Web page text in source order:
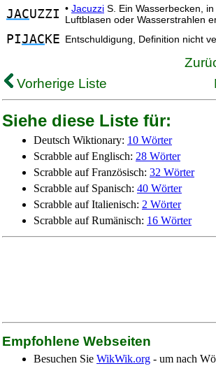
JACUZZI • Jacuzzi S. Ein Wasserbecken,
Luftblasen oder Wasserstrahlen
PIJAC KE Entschuldigung, Definition nicht
Vorherige Liste
Siehe diese Liste für:
Deutsch Wiktionary: 10 Wörter
Scrabble auf Englisch: 28 Wörter
Scrabble auf Französisch: 32 Wörter
Scrabble auf Spanisch: 40 Wörter
Scrabble auf Italienisch: 2 Wörter
Scrabble auf Rumänisch: 16 Wörter
Empfohlene Webseiten
Besuchen Sie WikWik.org - um nach